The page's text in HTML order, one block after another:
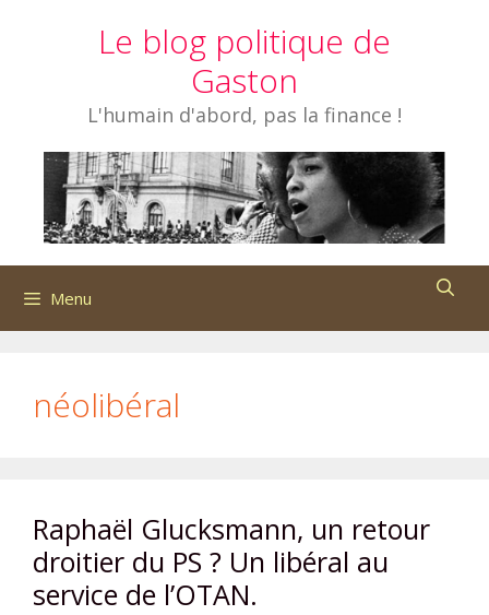
Le blog politique de
Gaston
L'humain d'abord, pas la finance !
Menu
néolibéral
Raphaël Glucksmann, un retour
droitier du PS ? Un libéral au
service de l’OTAN.